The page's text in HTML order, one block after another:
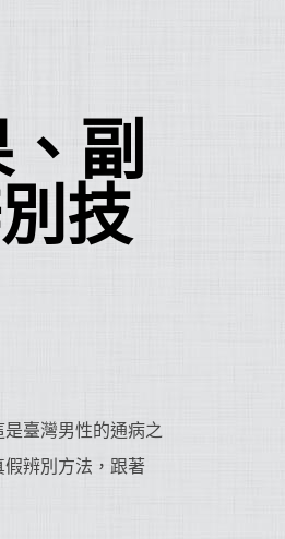
副
技
臺灣男性的通病之
辨別方法，跟著